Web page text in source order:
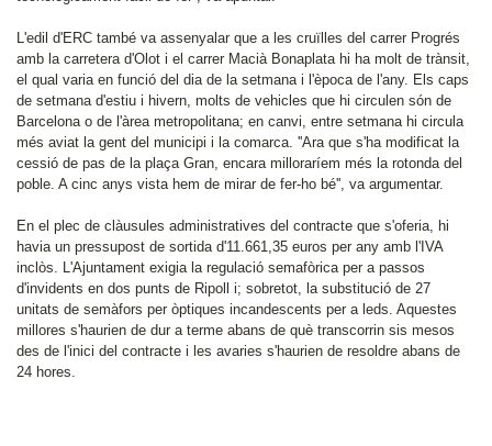
L'edil d'ERC també va assenyalar que a les cruïlles del carrer Progrés
amb la carretera d'Olot i el carrer Macià Bonaplata hi ha molt de trànsit,
el qual varia en funció del dia de la setmana i l'època de l'any. Els caps
de setmana d'estiu i hivern, molts de vehicles que hi circulen són de
Barcelona o de l'àrea metropolitana; en canvi, entre setmana hi circula
més aviat la gent del municipi i la comarca. ''Ara que s'ha modificat la
cessió de pas de la plaça Gran, encara milloraríem més la rotonda del
poble. A cinc anys vista hem de mirar de fer-ho bé'', va argumentar.
En el plec de clàusules administratives del contracte que s'oferia, hi
havia un pressupost de sortida d'11.661,35 euros per any amb l'IVA
inclòs. L'Ajuntament exigia la regulació semafòrica per a passos
d'invidents en dos punts de Ripoll i; sobretot, la substitució de 27
unitats de semàfors per òptiques incandescents per a leds. Aquestes
millores s'haurien de dur a terme abans de què transcorrin sis mesos
des de l'inici del contracte i les avaries s'haurien de resoldre abans de
24 hores.